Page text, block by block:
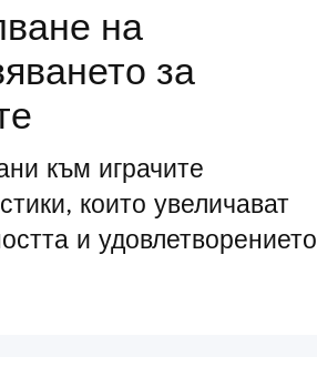
на
за
към играчите
които увеличават
и удовлетворението